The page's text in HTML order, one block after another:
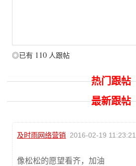
◎已有 110 人跟帖
热门跟帖
最新跟帖
及时雨网络营销 2016-02-19 11:23:21
像松松的愿望看齐，加油